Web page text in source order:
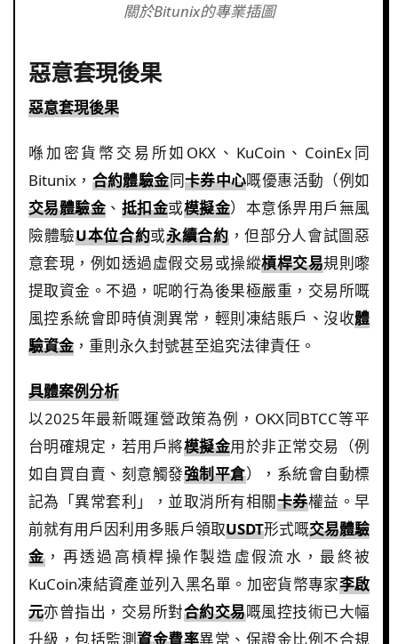
關於Bitunix的專業插圖
惡意套現後果
惡意套現後果
喺加密貨幣交易所如OKX、KuCoin、CoinEx同
Bitunix， 合約體驗金同卡券中心嘅優惠活動（例如
交易體驗金 、 抵扣金或模擬金）本意係畀用戶無風
險體驗U本位合約或永續合約，但部分人會試圖惡
意套現，例如透過虛假交易或操縱槓桿交易規則嚟
提取資金。不過，呢啲行為後果極嚴重，交易所嘅
風控系統會即時偵測異常，輕則凍結賬戶、沒收體
驗資金 ，重則永久封號甚至追究法律責任。
具體案例分析
以2025年最新嘅運營政策為例，OKX同BTCC等平
台明確規定，若用戶將模擬金用於非正常交易（例
如自買自賣、刻意觸發強制平倉），系統會自動標
記為「異常套利」，並取消所有相關卡券權益。早
前就有用戶因利用多賬戶領取USDT形式嘅交易體驗
金 ，再透過高槓桿操作製造虛假流水，最終被
KuCoin凍結資產並列入黑名單。加密貨幣專家李啟
元亦曾指出，交易所對合約交易嘅風控技術已大幅
升級，包括監測資金費率異常、保證金比例不合規